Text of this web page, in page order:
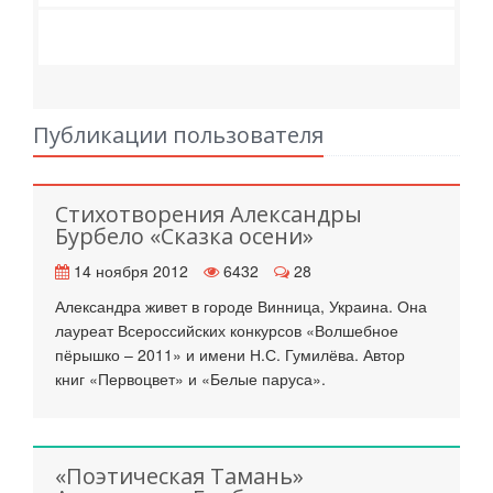
Публикации пользователя
Стихотворения Александры
Бурбело «Сказка осени»
14 ноября 2012 6432
28
Александра живет в городе Винница, Украина. Она
лауреат Всероссийских конкурсов «Волшебное
пёрышко – 2011» и имени Н.С. Гумилёва. Автор
книг «Первоцвет» и «Белые паруса».
«Поэтическая Тамань»